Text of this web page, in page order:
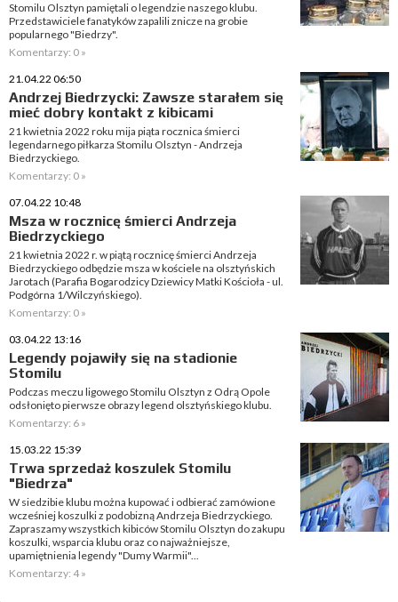
Stomilu Olsztyn pamiętali o legendzie naszego klubu.
Przedstawiciele fanatyków zapalili znicze na grobie
popularnego "Biedrzy".
Komentarzy: 0 »
21.04.22 06:50
Andrzej Biedrzycki: Zawsze starałem się
mieć dobry kontakt z kibicami
21 kwietnia 2022 roku mija piąta rocznica śmierci
legendarnego piłkarza Stomilu Olsztyn - Andrzeja
Biedrzyckiego.
Komentarzy: 0 »
07.04.22 10:48
Msza w rocznicę śmierci Andrzeja
Biedrzyckiego
21 kwietnia 2022 r. w piątą rocznicę śmierci Andrzeja
Biedrzyckiego odbędzie msza w kościele na olsztyńskich
Jarotach (Parafia Bogarodzicy Dziewicy Matki Kościoła - ul.
Podgórna 1/Wilczyńskiego).
Komentarzy: 0 »
03.04.22 13:16
Legendy pojawiły się na stadionie
Stomilu
Podczas meczu ligowego Stomilu Olsztyn z Odrą Opole
odsłonięto pierwsze obrazy legend olsztyńskiego klubu.
Komentarzy: 6 »
15.03.22 15:39
Trwa sprzedaż koszulek Stomilu
"Biedrza"
W siedzibie klubu można kupować i odbierać zamówione
wcześniej koszulki z podobizną Andrzeja Biedrzyckiego.
Zapraszamy wszystkich kibiców Stomilu Olsztyn do zakupu
koszulki, wsparcia klubu oraz co najważniejsze,
upamiętnienia legendy "Dumy Warmii"...
Komentarzy: 4 »